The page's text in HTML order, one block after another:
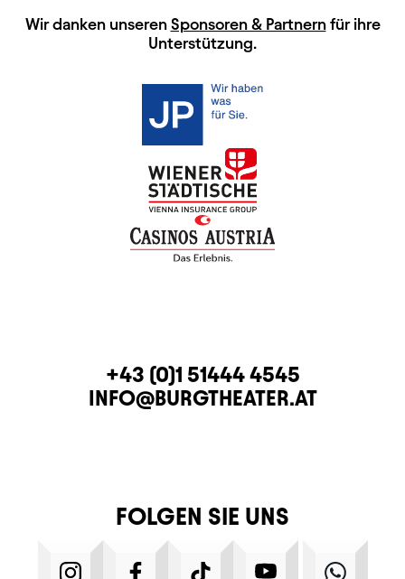
HAUPTSPONSOREN
Wir danken unseren Sponsoren & Partnernfür ihre
Unterstützung.
KONTAKTTELEFON
+43 (0)1 51444 4545
E-MAIL
INFO@BURGTHEATER.AT
FOLGEN SIE UNS
INSTAGRAMFACEBOOKTIKTOK YOUTUBE